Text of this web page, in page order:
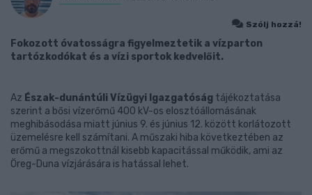
Szólj hozzá!
Fokozott óvatosságra figyelmeztetik a vízparton
tartózkodókat és a vízi sportok kedvelőit.
Az Észak-dunántúli Vízügyi Igazgatóság tájékoztatása
szerint a bősi vízerőmű 400 kV-os elosztóállomásának
meghibásodása miatt június 9. és június 12. között korlátozott
üzemelésre kell számítani. A műszaki hiba következtében az
erőmű a megszokottnál kisebb kapacitással működik, ami az
Öreg-Duna vízjárására is hatással lehet.